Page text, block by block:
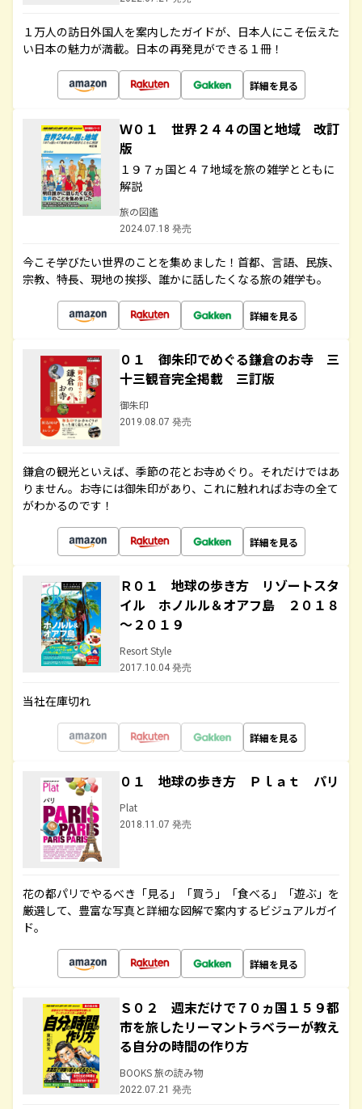
１万人の訪日外国人を案内したガイドが、日本人にこそ伝えた
い日本の魅力が満載。日本の再発見ができる１冊！
詳細を見る
Ｗ０１ 世界２４４の国と地域 改訂
版
１９７ヵ国と４７地域を旅の雑学とともに
解説
旅の図鑑
2024.07.18 発売
今こそ学びたい世界のことを集めました！首都、言語、民族、
宗教、特長、現地の挨拶、誰かに話したくなる旅の雑学も。
詳細を見る
０１ 御朱印でめぐる鎌倉のお寺 三
十三観音完全掲載 三訂版
御朱印
2019.08.07 発売
鎌倉の観光といえば、季節の花とお寺めぐり。それだけではあ
りません。お寺には御朱印があり、これに触れればお寺の全て
がわかるのです！
詳細を見る
Ｒ０１ 地球の歩き方 リゾートスタ
イル ホノルル＆オアフ島 ２０１８
～２０１９
Resort Style
2017.10.04 発売
当社在庫切れ
詳細を見る
０１ 地球の歩き方 Ｐｌａｔ パリ
Plat
2018.11.07 発売
花の都パリでやるべき「見る」「買う」「食べる」「遊ぶ」を
厳選して、豊富な写真と詳細な図解で案内するビジュアルガイ
ド。
詳細を見る
Ｓ０２ 週末だけで７０ヵ国１５９都
市を旅したリーマントラベラーが教え
る自分の時間の作り方
BOOKS 旅の読み物
2022.07.21 発売